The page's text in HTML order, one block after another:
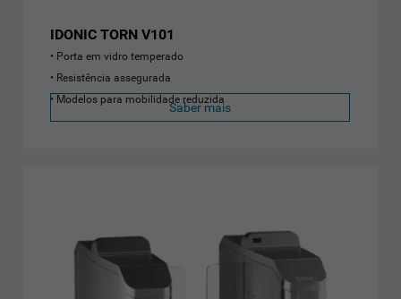
IDONIC TORN V101
Porta em vidro temperado
Resistência assegurada
Modelos para mobilidade reduzida
Saber mais